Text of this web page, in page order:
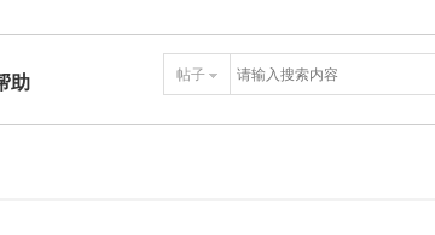
助
帖子